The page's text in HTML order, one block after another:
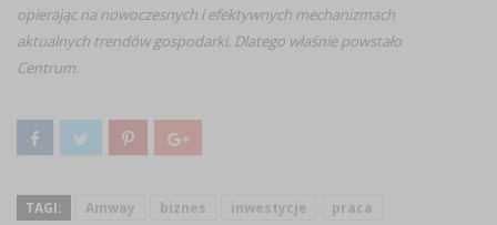
opierając na nowoczesnych i efektywnych mechanizmach
aktualnych trendów gospodarki. Dlatego właśnie powstało
Centrum.
TAGI: Amway biznes inwestycje
praca